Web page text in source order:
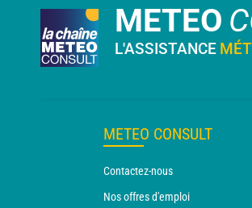
METEO
L'ASSISTANCE
METEO CONSULT
Contactez-nous
Nos offres d'emploi